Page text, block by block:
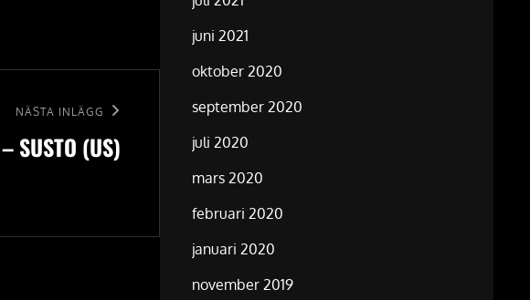
NÄSTA INLÄGG
SUSTO (US)
juni 2021
oktober 2020
september 2020
juli 2020
mars 2020
februari 2020
januari 2020
november 2019